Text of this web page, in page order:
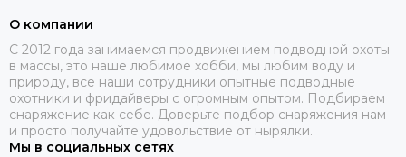
О компании
C 2012 года занимаемся продвижением подводной охоты
в массы, это наше любимое хобби, мы любим воду и
природу, все наши сотрудники опытные подводные
охотники и фридайверы с огромным опытом. Подбираем
снаряжение как себе. Доверьте подбор снаряжения нам
и просто получайте удовольствие от нырялки.
Мы в социальных сетях